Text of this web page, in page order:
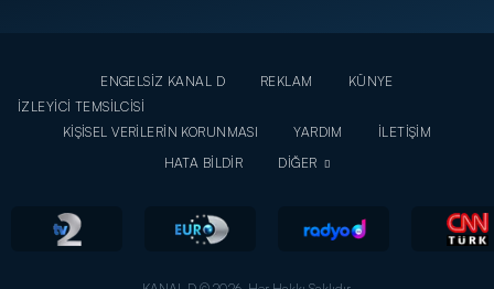
ENGELSİZ KANAL D REKLAM
KÜNYE
İZLEYİCİ TEMSİLCİSİ
KİŞİSEL VERİLERİN KORUNMASI
YARDIM
İLETİŞİM
HATA BİLDİR
DİĞER